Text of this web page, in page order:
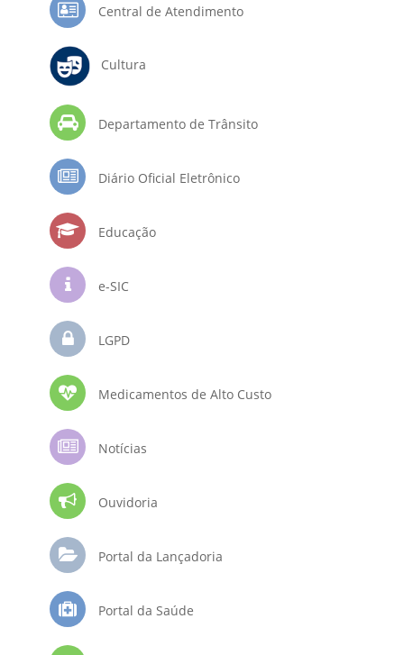
Central de Atendimento
Cultura
Departamento de Trânsito
Diário Oficial Eletrônico
Educação
e-SIC
LGPD
Medicamentos de Alto Custo
Notícias
Ouvidoria
Portal da Lançadoria
Portal da Saúde